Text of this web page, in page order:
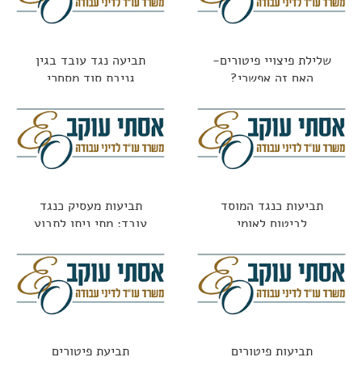
שלילת פיצויי פיטורים-
האם זה אפשרי?
תביעה נגד עובד בגין
גניבת סוד מסחרי
תביעות כנגד המוסד
לביטוח לאומי
תביעות מעסיק כנגד
עובד: מתי ניתן לתבוע
תביעות פיטורים תביעת פיטורים